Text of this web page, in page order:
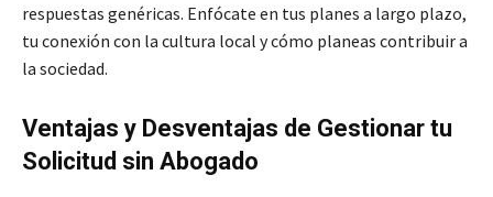
respuestas genéricas. Enfócate en tus planes a largo plazo,
tu conexión con la cultura local y cómo planeas contribuir a
la sociedad.
Ventajas y Desventajas de Gestionar tu
Solicitud sin Abogado